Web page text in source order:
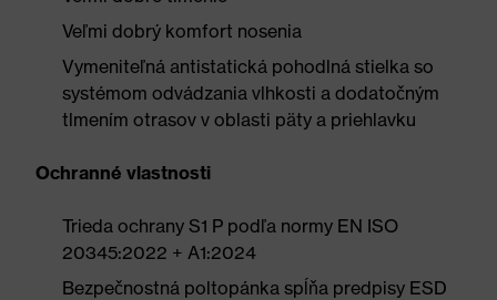
Veľmi dobrý komfort nosenia
Vymeniteľná antistatická pohodlná stielka so
systémom odvádzania vlhkosti a dodatočným
tlmením otrasov v oblasti päty a priehlavku
Ochranné vlastnosti
Trieda ochrany S1 P podľa normy EN ISO
20345:2022 + A1:2024
Bezpečnostná poltopánka spĺňa predpisy ESD